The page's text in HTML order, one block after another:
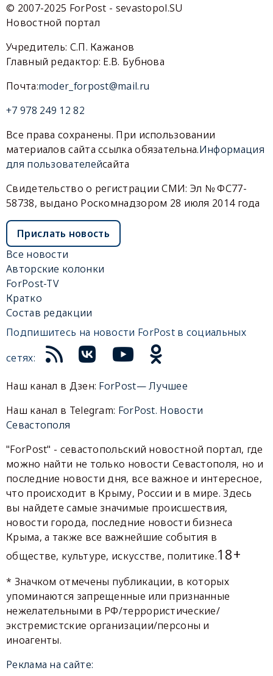
© 2007-2025 ForPost - sevastopol.SU
Новостной портал
Учредитель: С.П. Кажанов
Главный редактор: Е.В. Бубнова
Почта:moder_forpost@mail.ru
+7 978 249 12 82
Все права сохранены. При использовании
материалов сайта ссылка обязательна.Информация
для пользователейсайта
Свидетельство о регистрации СМИ: Эл № ФС77-
58738, выдано Роскомнадзором 28 июля 2014 года
Прислать новость
Все новости
Авторские колонки
ForPost-TV
Кратко
Состав редакции
Подпишитесь на новости ForPost в социальных
сетях:
Наш канал в Дзен: ForPost— Лучшее
Наш канал в Telegram: ForPost. Новости
Севастополя
"ForPost" - севастопольский новостной портал, где
можно найти не только новости Севастополя, но и
последние новости дня, все важное и интересное,
что происходит в Крыму, России и в мире. Здесь
вы найдете самые значимые происшествия,
новости города, последние новости бизнеса
Крыма, а также все важнейшие события в
обществе, культуре, искусстве, политике.18+
* Значком отмечены публикации, в которых
упоминаются запрещенные или признанные
нежелательными в РФ/террористические/
экстремистские организации/персоны и
иноагенты.
Реклама на сайте: